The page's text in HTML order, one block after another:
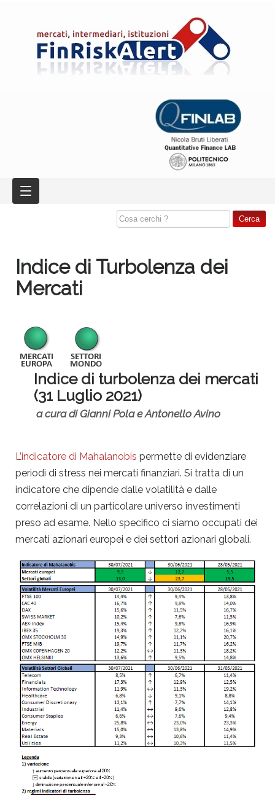
Indice di Turbolenza dei
Mercati
Indice di turbolenza dei mercati
(31 Luglio 2021)
a cura di Gianni Pola e Antonello Avino
L’indicatore di Mahalanobis permette di evidenziare
periodi di stress nei mercati finanziari. Si tratta di un
indicatore che dipende dalle volatilità e dalle
correlazioni di un particolare universo investimenti
preso ad esame. Nello specifico ci siamo occupati dei
mercati azionari europei e dei settori azionari globali.